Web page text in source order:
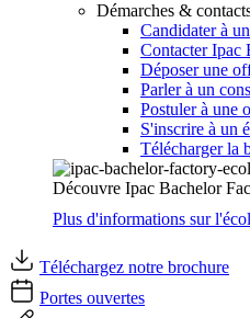
Démarches &
Candidater à
Contacter Ipac
Déposer une
Parler à un
Postuler à une
S'inscrire à un
Télécharger la
Découvre Ipac Bachelor
Plus d'informations sur
Téléchargez notre brochure
Portes ouvertes